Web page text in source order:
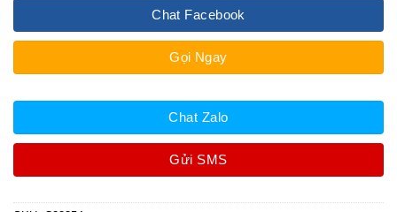
Chat Facebook
Gọi Ngay
Chat Zalo
Gửi SMS